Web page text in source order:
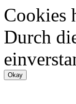
Cookies
Durch